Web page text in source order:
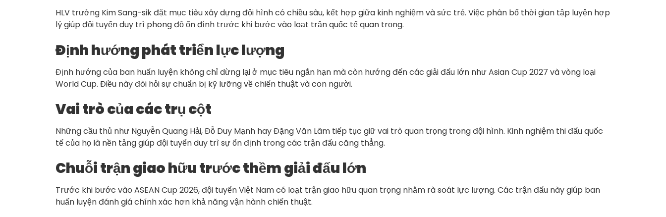
HLV trưởng Kim Sang-sik đặt mục tiêu xây dựng đội hình có chiều sâu, kết hợp giữa kinh nghiệm và sức trẻ. Việc phân bổ thời gian tập luyện hợp
lý giúp đội tuyển duy trì phong độ ổn định trước khi bước vào loạt trận quốc tế quan trọng.
Định hướng phát triển lực lượng
Định hướng của ban huấn luyện không chỉ dừng lại ở mục tiêu ngắn hạn mà còn hướng đến các giải đấu lớn như Asian Cup 2027 và vòng loại
World Cup. Điều này đòi hỏi sự chuẩn bị kỹ lưỡng về chiến thuật và con người.
Vai trò của các trụ cột
Những cầu thủ như Nguyễn Quang Hải, Đỗ Duy Mạnh hay Đặng Văn Lâm tiếp tục giữ vai trò quan trọng trong đội hình. Kinh nghiệm thi đấu quốc
tế của họ là nền tảng giúp đội tuyển duy trì sự ổn định trong các trận đấu căng thẳng.
Chuỗi trận giao hữu trước thềm giải đấu lớn
Trước khi bước vào ASEAN Cup 2026, đội tuyển Việt Nam có loạt trận giao hữu quan trọng nhằm rà soát lực lượng. Các trận đấu này giúp ban
huấn luyện đánh giá chính xác hơn khả năng vận hành chiến thuật.